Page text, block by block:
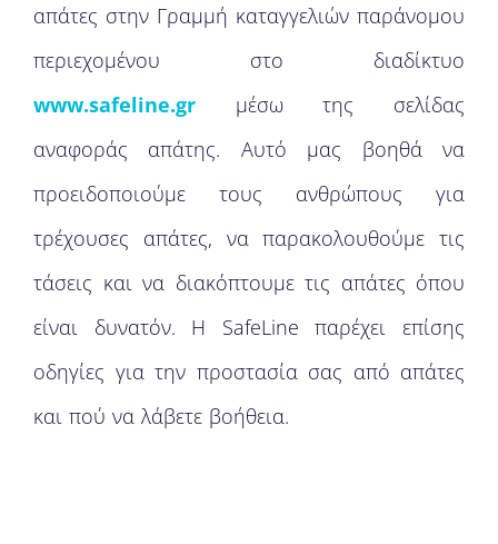
απάτες στην Γραμμή καταγγελιών παράνομου
περιεχομένου στο διαδίκτυο
www.safeline.gr
μέσω της σελίδας
αναφοράς απάτης. Αυτό μας βοηθά να
προειδοποιούμε τους ανθρώπους για
τρέχουσες απάτες, να παρακολουθούμε τις
τάσεις και να διακόπτουμε τις απάτες όπου
είναι δυνατόν. H SafeLine παρέχει επίσης
οδηγίες για την προστασία σας από απάτες
και πού να λάβετε βοήθεια.